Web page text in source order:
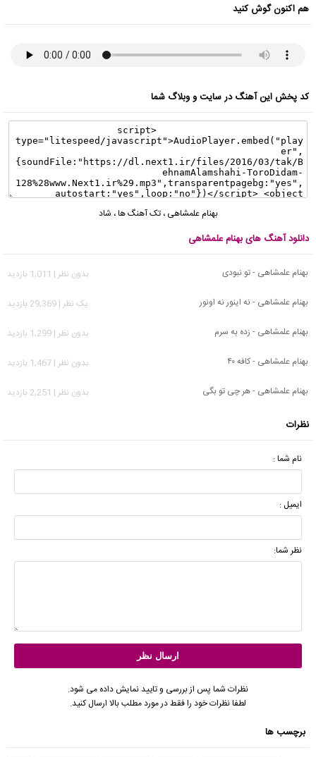
هم اکنون گوش کنید
کد پخش این آهنگ در سایت و وبلاگ شما
بهنام علمشاهی ،تک آهنگ ها، شاد
دانلود آهنگ های بهنام علمشاهی
بهنام علمشاهی - تو نبودی
بدون نظر | 1,011 بازدید
بهنام علمشاهی - نه اینور نه اونور
يک نظر | 29,369 بازدید
بهنام علمشاهی - زده به سرم
بدون نظر | 1,299 بازدید
بهنام علمشاهی - کافه ۴۰
بدون نظر | 1,467 بازدید
بهنام علمشاهی - هر چی تو بگی
بدون نظر | 2,251 بازدید
نظرات
نام شما :
ایمیل :
نظر شما:
نظرات شما پس از بررسی و تایید نمایش داده می شود.
لطفا نظرات خود را فقط در مورد مطلب بالا ارسال کنید.
برچسب ها